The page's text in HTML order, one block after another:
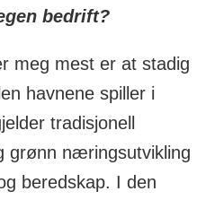
bedrift?
meg mest er at stadig
havnene spiller i
tradisjonell
grønn næringsutvikling
beredskap. I den